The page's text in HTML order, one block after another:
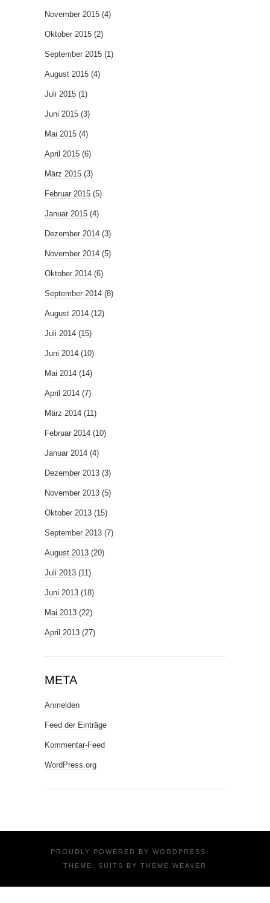
November 2015 (4)
Oktober 2015 (2)
September 2015 (1)
August 2015 (4)
Juli 2015 (1)
Juni 2015 (3)
Mai 2015 (4)
April 2015 (6)
März 2015 (3)
Februar 2015 (5)
Januar 2015 (4)
Dezember 2014 (3)
November 2014 (5)
Oktober 2014 (6)
September 2014 (8)
August 2014 (12)
Juli 2014 (15)
Juni 2014 (10)
Mai 2014 (14)
April 2014 (7)
März 2014 (11)
Februar 2014 (10)
Januar 2014 (4)
Dezember 2013 (3)
November 2013 (5)
Oktober 2013 (15)
September 2013 (7)
August 2013 (20)
Juli 2013 (11)
Juni 2013 (18)
Mai 2013 (22)
April 2013 (27)
META
Anmelden
Feed der Einträge
Kommentar-Feed
WordPress.org
PROUDLY POWERED BYWORDPRESS
·
THEME: SUITS BY THEME WEAVER